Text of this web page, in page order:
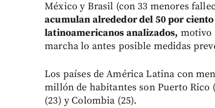
México y Brasil (con 33 menores
acumulan alrededor del 50 por
latinoamericanos analizados, motivo
marcha lo antes posible medidas
Los países de América Latina con
millón de habitantes son Puerto Rico
(23) y Colombia (25).